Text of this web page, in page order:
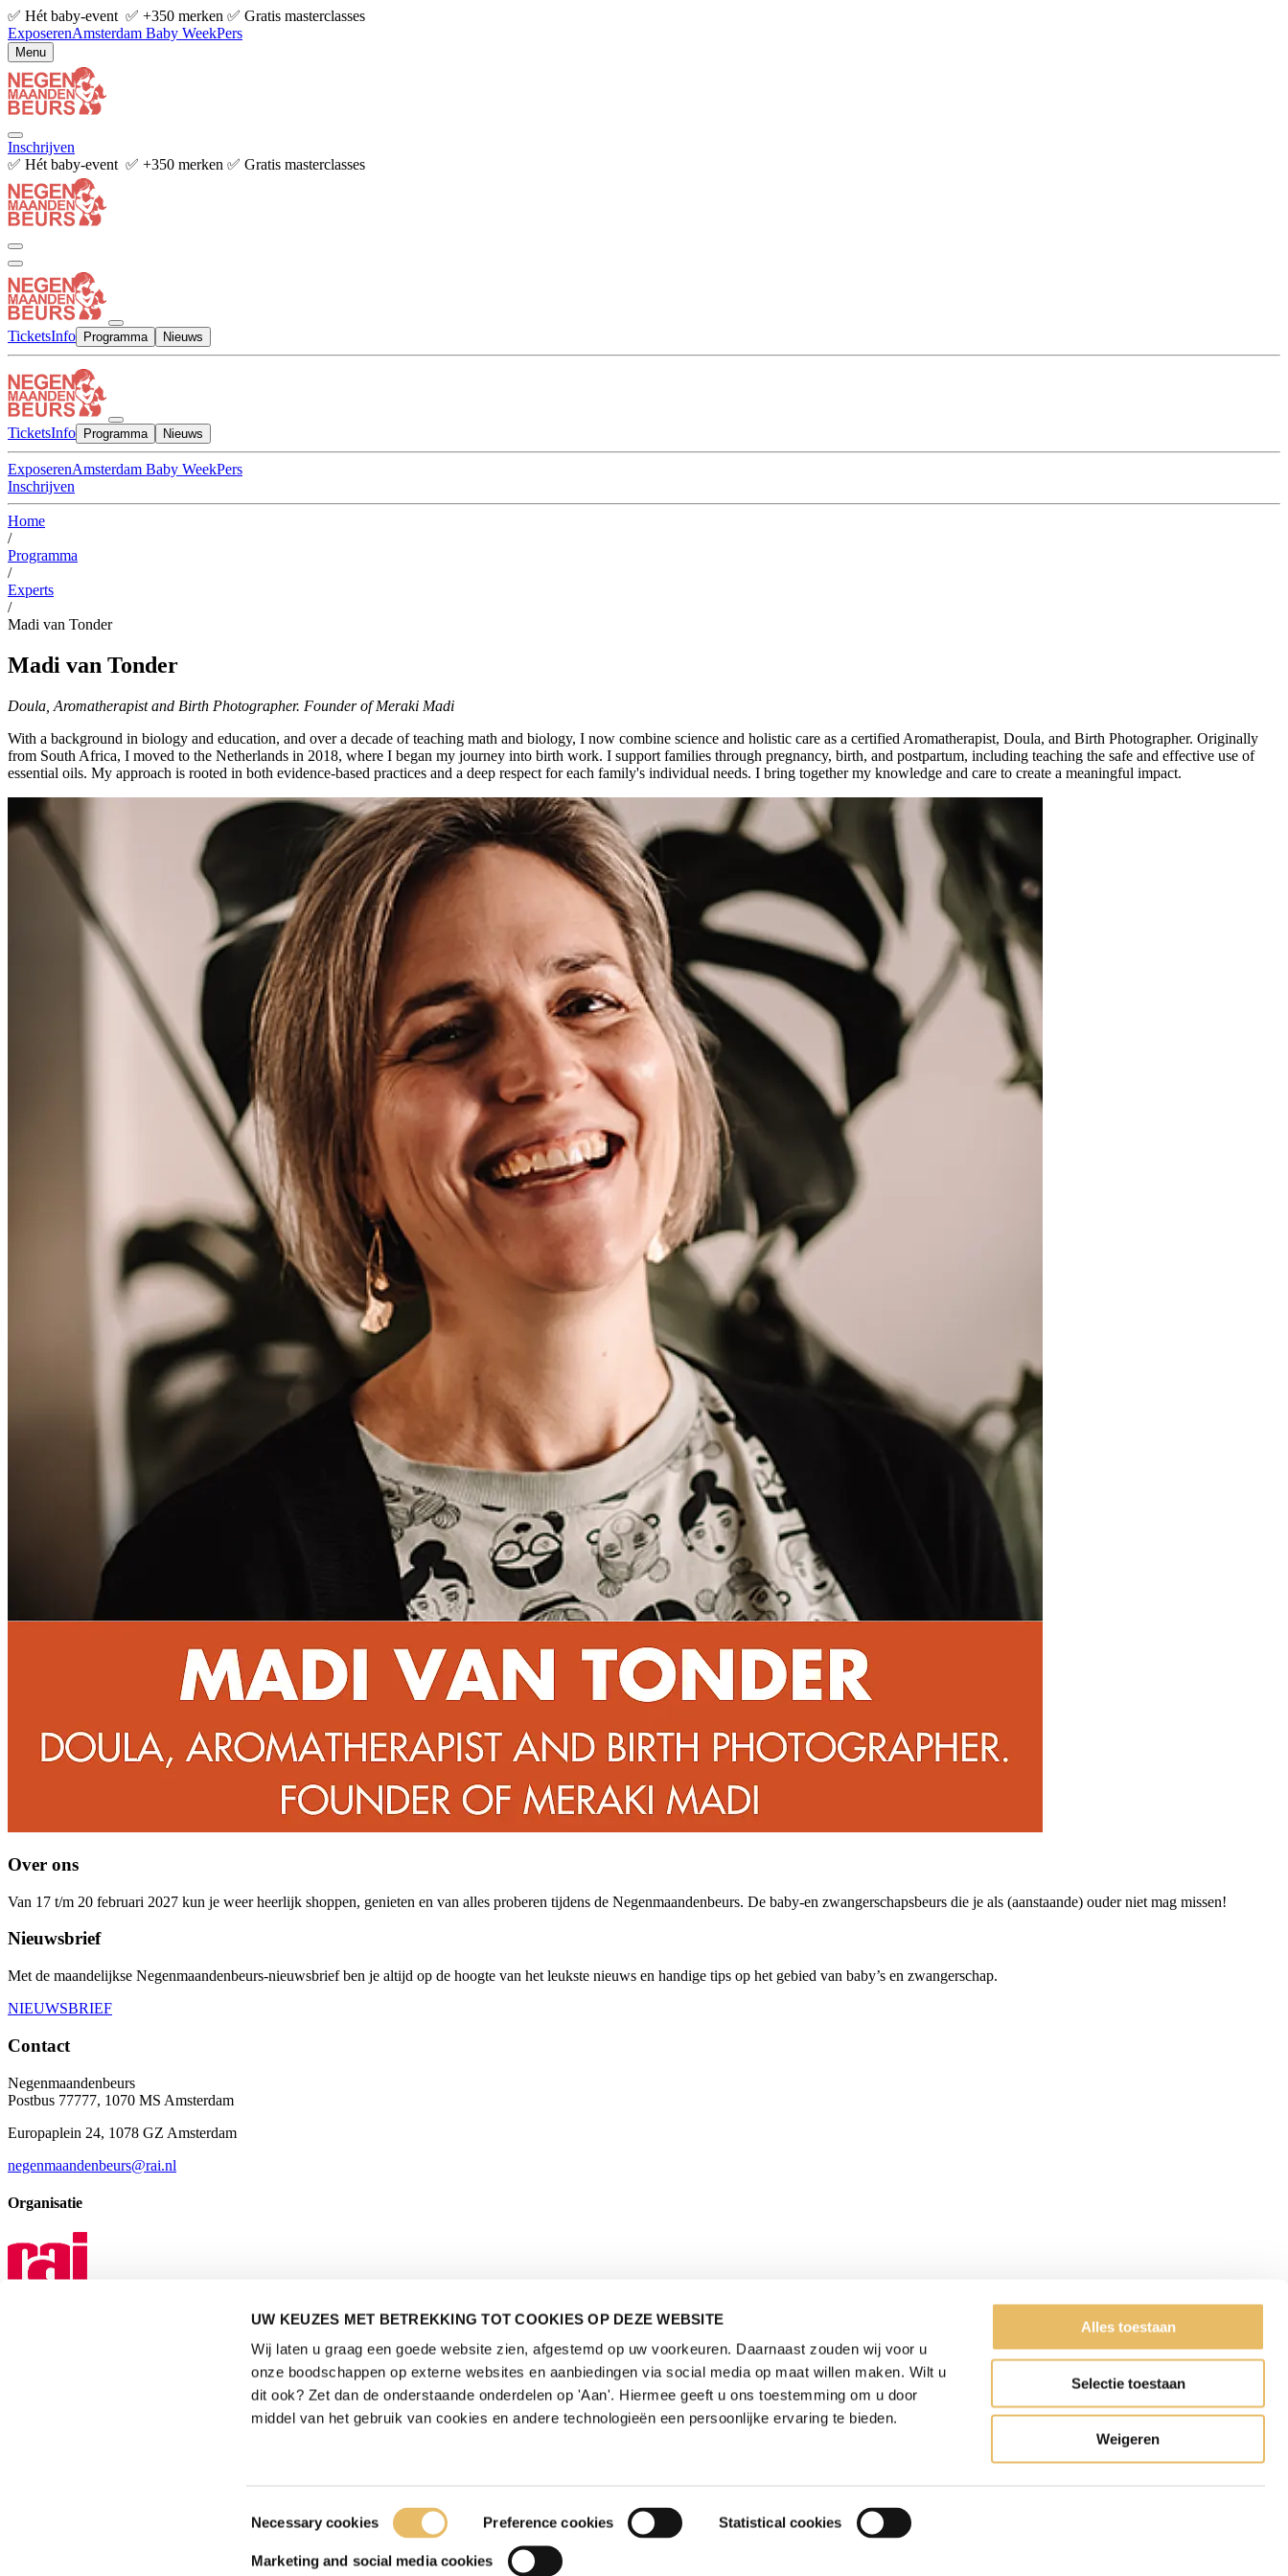
UW KEUZES MET BETREKKING TOT COOKIES OP DEZE WEBSITE
Wij laten u graag een goede website zien, afgestemd op uw voorkeuren. Daarnaast zouden wij voor u
onze boodschappen op externe websites en aanbiedingen via social media op maat willen maken. Wilt u
dit ook? Zet dan de onderstaande onderdelen op 'Aan'. Hiermee geeft u ons toestemming om u door
middel van het gebruik van cookies en andere technologieën een persoonlijke ervaring te bieden.
Necessary cookies Preference cookies Statistical cookies
Marketing and social media cookies
Alles toestaan
Selectie toestaan
Weigeren
✅ Hét baby-event ✅ +350 merken ✅ Gratis masterclasses
ExposerenAmsterdam Baby WeekPers
Menu
Inschrijven
✅ Hét baby-event ✅ +350 merken ✅ Gratis masterclasses
TicketsInfo Programma Nieuws
TicketsInfo Programma Nieuws
ExposerenAmsterdam Baby WeekPers
Inschrijven
Home
/
Programma
/
Experts
/
Madi van Tonder
Madi van Tonder
Doula, Aromatherapist and Birth Photographer. Founder of Meraki Madi
With a background in biology and education, and over a decade of teaching math and biology, I now combine science and holistic care as a certified Aromatherapist, Doula, and Birth Photographer. Originally
from South Africa, I moved to the Netherlands in 2018, where I began my journey into birth work. I support families through pregnancy, birth, and postpartum, including teaching the safe and effective use of
essential oils. My approach is rooted in both evidence-based practices and a deep respect for each family's individual needs. I bring together my knowledge and care to create a meaningful impact.
Over ons
Van 17 t/m 20 februari 2027 kun je weer heerlijk shoppen, genieten en van alles proberen tijdens de Negenmaandenbeurs. De baby-en zwangerschapsbeurs die je als (aanstaande) ouder niet mag missen!
Nieuwsbrief
Met de maandelijkse Negenmaandenbeurs-nieuwsbrief ben je altijd op de hoogte van het leukste nieuws en handige tips op het gebied van baby’s en zwangerschap.
NIEUWSBRIEF
Contact
Negenmaandenbeurs
Postbus 77777, 1070 MS Amsterdam
Europaplein 24, 1078 GZ Amsterdam
negenmaandenbeurs@rai.nl
Organisatie